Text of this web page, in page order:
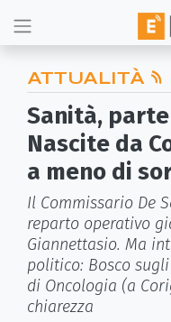
ATTUALITÀ
Sanità,
Nascite da
a meno di
Il Commissario De
reparto operativo
Giannettasio. Ma
politico: Bosco
di Oncologia (a
chiarezza